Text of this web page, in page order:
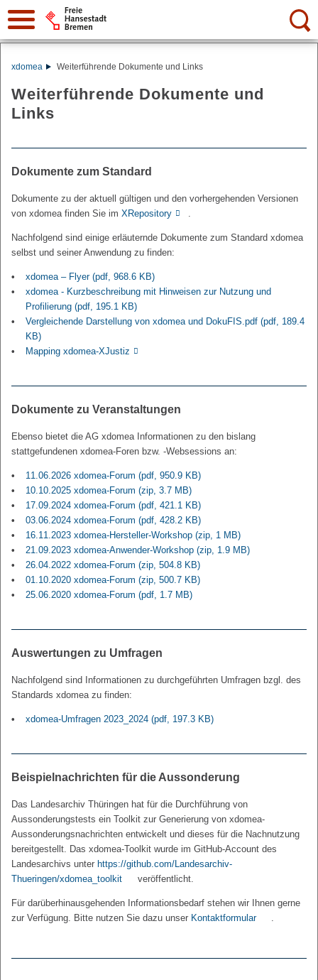
Suche:
xdomea Weiterführende Dokumente und Links
Weiterführende Dokumente und
Links
Dokumente zum Standard
Dokumente zu der aktuell gültigen und den vorhergehenden Versionen
von xdomea finden Sie im XRepository .
Nachfolgend sind einige erläuternde Dokumente zum Standard xdomea
selbst und seiner Anwendung zu finden:
xdomea – Flyer (pdf, 968.6 KB)
xdomea - Kurzbeschreibung mit Hinweisen zur Nutzung und
Profilierung (pdf, 195.1 KB)
Vergleichende Darstellung von xdomea und DokuFIS.pdf (pdf, 189.4
KB)
Mapping xdomea-XJustiz
Dokumente zu Veranstaltungen
Ebenso bietet die AG xdomea Informationen zu den bislang
stattgefundenen xdomea-Foren bzw. -Websessions an:
11.06.2026 xdomea-Forum (pdf, 950.9 KB)
10.10.2025 xdomea-Forum (zip, 3.7 MB)
17.09.2024 xdomea-Forum (pdf, 421.1 KB)
03.06.2024 xdomea-Forum (pdf, 428.2 KB)
16.11.2023 xdomea-Hersteller-Workshop (zip, 1 MB)
21.09.2023 xdomea-Anwender-Workshop (zip, 1.9 MB)
26.04.2022 xdomea-Forum (zip, 504.8 KB)
01.10.2020 xdomea-Forum (zip, 500.7 KB)
25.06.2020 xdomea-Forum (pdf, 1.7 MB)
Auswertungen zu Umfragen
Nachfolgend sind Informationen zu durchgeführten Umfragen bzgl. des
Standards xdomea zu finden:
xdomea-Umfragen 2023_2024 (pdf, 197.3 KB)
Beispielnachrichten für die Aussonderung
Das Landesarchiv Thüringen hat für die Durchführung von
Aussonderungstests ein Toolkit zur Generierung von xdomea-
Aussonderungsnachrichten entwickelt und dieses für die Nachnutzung
bereitgestellt. Das xdomea-Toolkit wurde im GitHub-Account des
Landesarchivs unter https://github.com/Landesarchiv-
Thueringen/xdomea_toolkit
veröffentlicht.
Für darüberhinausgehenden Informationsbedarf stehen wir Ihnen gerne
zur Verfügung. Bitte nutzen Sie dazu unser Kontaktformular .